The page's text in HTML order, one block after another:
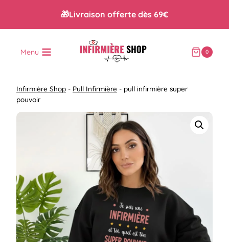
contenu
🎁Livraison offerte dès 69€
Menu 0
Infirmière Shop - Pull Infirmière - pull infirmière super
pouvoir